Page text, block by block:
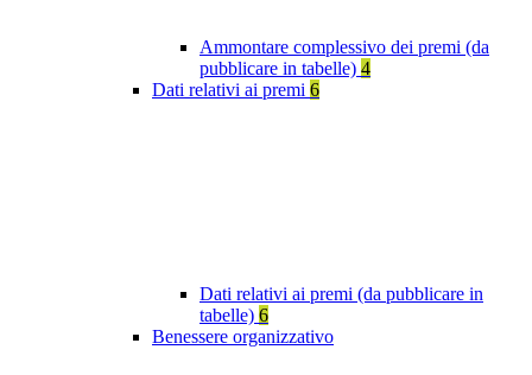
Ammontare complessivo dei premi (da
pubblicare in tabelle) 4
Dati relativi ai premi 6
Dati relativi ai premi (da pubblicare in
tabelle) 6
Benessere organizzativo